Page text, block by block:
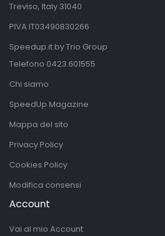
Treviso, Italy 31040
PIVA IT03490830266
Speedup.it by Trio Group
Telefono 0423.601555
Chi siamo
SpeedUp Magazine
Mappa del sito
Privacy Policy
Cookies Policy
Modifica consensi
Account
Vai al mio Account